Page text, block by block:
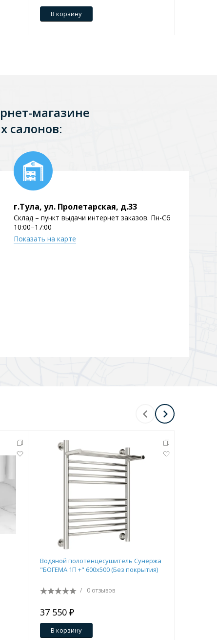
В корзину
магазине
салонов:
г.Тула, ул. Пролетарская, д.33
Склад – пункт выдачи интернет заказов. Пн-Сб
10:00–17:00
Показать на карте
Водяной полотенцесушитель Сунержа
"БОГЕМА 1П +" 600х500 (Без покрытия)
/ 0 отзывов
37 550 ₽
В корзину